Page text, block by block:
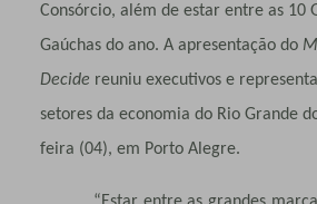
Consórcio, além de estar entre as 10
Gaúchas do ano. A apresentação do
Decide reuniu executivos e
setores da economia do Rio Grande
feira (04), em Porto Alegre.